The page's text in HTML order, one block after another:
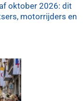
oktober 2026: dit
motorrijders en